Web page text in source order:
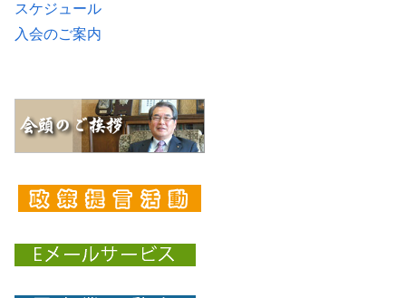
スケジュール
入会のご案内